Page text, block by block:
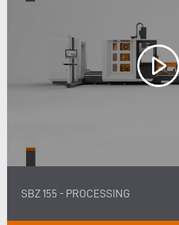
SBZ 155 - PROCESSING